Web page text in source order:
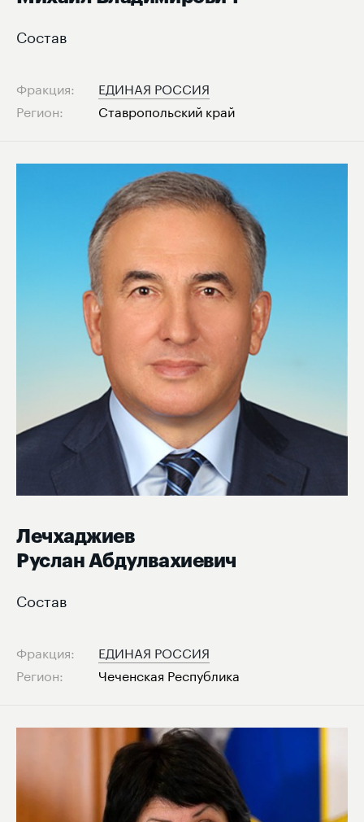
Состав
Фракция:
ЕДИНАЯ РОССИЯ
Регион:
Ставропольский край
Лечхаджиев
Руслан Абдулвахиевич
Состав
Фракция:
ЕДИНАЯ РОССИЯ
Регион:
Чеченская Республика